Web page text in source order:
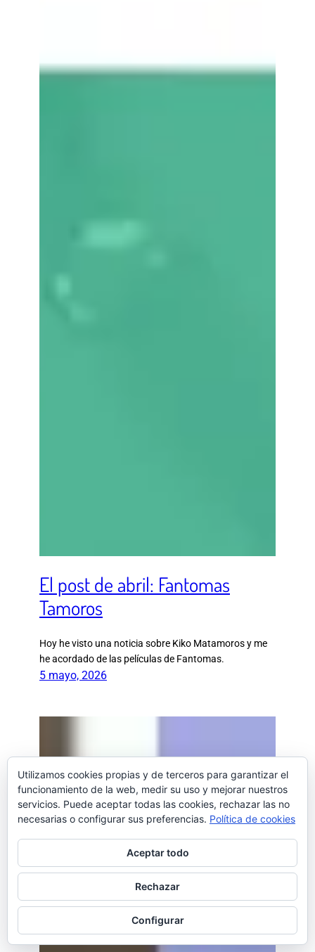
El post de abril: Fantomas
Tamoros
Hoy he visto una noticia sobre Kiko Matamoros y me
he acordado de las películas de Fantomas.
5 mayo, 2026
Utilizamos cookies propias y de terceros para garantizar el
funcionamiento de la web, medir su uso y mejorar nuestros
servicios. Puede aceptar todas las cookies, rechazar las no
necesarias o configurar sus preferencias. Política de cookies
Aceptar todo
Rechazar
Configurar